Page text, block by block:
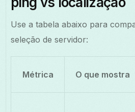
Use a tabela abaixo para
seleção de servidor:
Métrica O que mostra